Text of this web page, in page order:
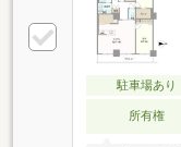
駐車場あり
所有権